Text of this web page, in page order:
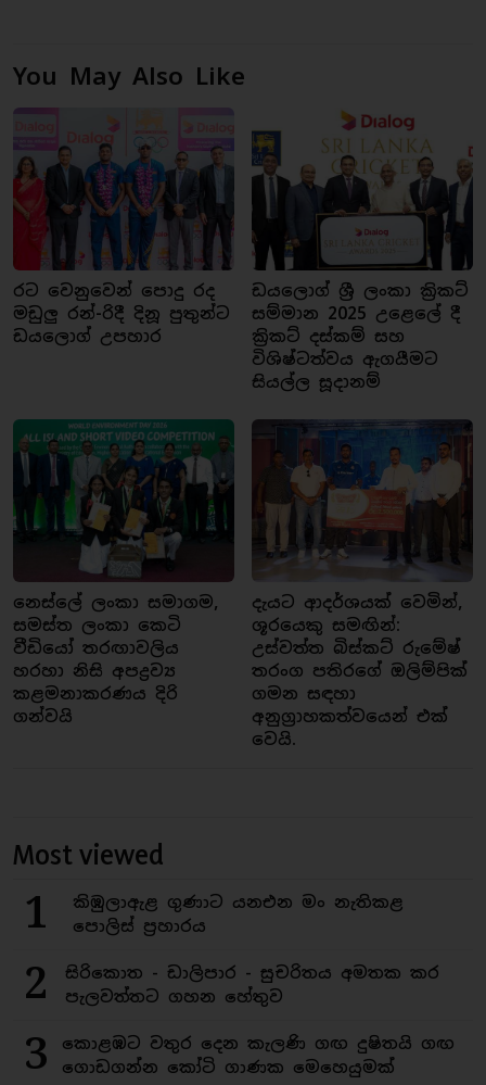
You May Also Like
රට වෙනුවෙන් පොදු රද
මඩුලු රන්-රිදී දිනූ පුතුන්ට
ඩයලොග් උපහාර
ඩයලොග් ශ්‍රී ලංකා ක්‍රිකට්
සම්මාන 2025 උළෙලේ දී
ක්‍රිකට් දස්කම් සහ
විශිෂ්ටත්වය ඇගයීමට
සියල්ල සූදානම්
නෙස්ලේ ලංකා සමාගම,
සමස්ත ලංකා කෙටි
වීඩියෝ තරඟාවලිය
හරහා නිසි අපද්‍රව්‍ය
කළමනාකරණය දිරි
ගන්වයි
දැයට ආදර්ශයක් වෙමින්,
ශූරයෙකු සමඟින්:
උස්වත්ත බිස්කට් රුමේෂ්
තරංග පතිරගේ ඔලිම්පික්
ගමන සඳහා
අනුග්‍රාහකත්වයෙන් එක්
වෙයි.
Most viewed
1
කිඹුලාඇළ ගුණාට යනඑන මං නැතිකළ
පොලිස් ප්‍රහාරය
2
සිරිකොත - ඩාලිපාර - සුචරිතය අමතක කර
පැලවත්තට ගහන හේතුව
3
කොළඹට වතුර දෙන කැලණි ගඟ දුෂිතයි ගඟ
ගොඩගන්න කෝටි ගාණක මෙහෙයුමක්